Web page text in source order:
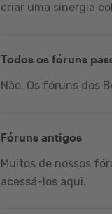
criar uma sinergia
Todos os fóruns
Não. Os fóruns dos
Fóruns antigos
Muitos de nossos
acessá-los aqui.